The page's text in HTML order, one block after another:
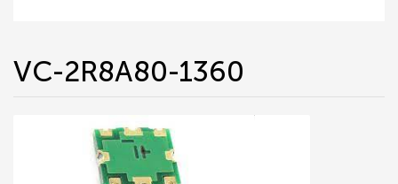
VC-2R8A80-1360